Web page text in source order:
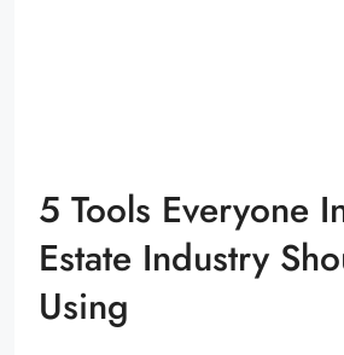
5 Tools Everyone
Estate Industry
Using